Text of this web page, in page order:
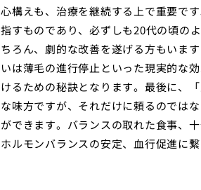
心構えも、治療を継続する上で重要で
指すものであり、必ずしも20代の頃の
ちろん、劇的な改善を遂げる方もいま
いは薄毛の進行停止といった現実的な
けるための秘訣となります。最後に、
な味方ですが、それだけに頼るのでは
ができます。バランスの取れた食事、
ホルモンバランスの安定、血行促進に